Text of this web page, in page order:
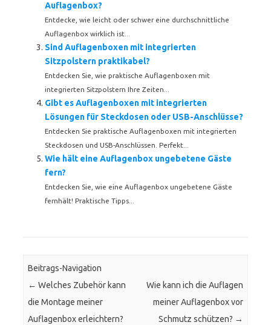
Auflagenbox?
Entdecke, wie leicht oder schwer eine durchschnittliche
Auflagenbox wirklich ist...
Sind Auflagenboxen mit integrierten
Sitzpolstern praktikabel?
Entdecken Sie, wie praktische Auflagenboxen mit
integrierten Sitzpolstern Ihre Zeiten...
Gibt es Auflagenboxen mit integrierten
Lösungen für Steckdosen oder USB-Anschlüsse?
Entdecken Sie praktische Auflagenboxen mit integrierten
Steckdosen und USB-Anschlüssen. Perfekt...
Wie hält eine Auflagenbox ungebetene Gäste
fern?
Entdecken Sie, wie eine Auflagenbox ungebetene Gäste
fernhält! Praktische Tipps...
Beitrags-Navigation
← Welches Zubehör kann
die Montage meiner
Auflagenbox erleichtern?
Wie kann ich die Auflagen
meiner Auflagenbox vor
Schmutz schützen? →